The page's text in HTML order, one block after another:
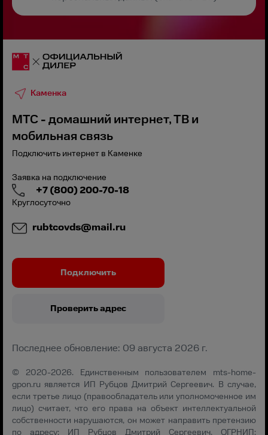
Каменка
МТС - домашний интернет, ТВ и
мобильная связь
Подключить интернет в Каменке
Заявка на подключение
+7 (800) 200-70-18
Круглосуточно
rubtcovds@mail.ru
Подключить
Проверить адрес
Последнее обновление: 09 августа 2026 г.
© 2020-2026. Единственным пользователем mts-home-
gpon.ru является ИП Рубцов Дмитрий Сергеевич. В случае,
если третье лицо (правообладатель или уполномоченное им
лицо) считает, что его права на объект интеллектуальной
собственности нарушаются, он может направить претензию
по адресу: ИП Рубцов Дмитрий Сергеевич, ОГРНИП: